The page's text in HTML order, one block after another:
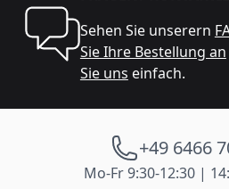
Sehen Sie unserern
Sie Ihre Bestellung an
Sie uns einfach.
+49 6466
Mo-Fr 9:30-12:30 |